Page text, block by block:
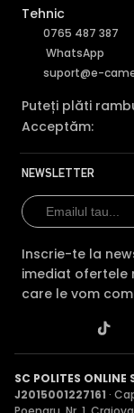
Tehnic
0765 487 387
WhatsApp
suport@e-
Puteți plăti
Acceptăm:
NEWSLETTER
Inscrie-te la
imediat ofertele
care le vom
SC POLITES ONLINE
J2015001227161 ·